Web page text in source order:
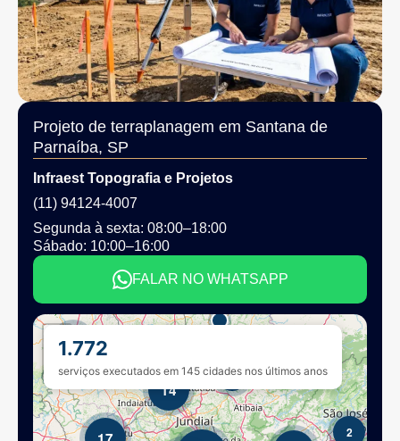
Projeto de terraplanagem em Santana de
Parnaíba, SP
Infraest Topografia e Projetos
(11) 94124-4007
Segunda à sexta: 08:00–18:00
Sábado: 10:00–16:00
FALAR NO WHATSAPP